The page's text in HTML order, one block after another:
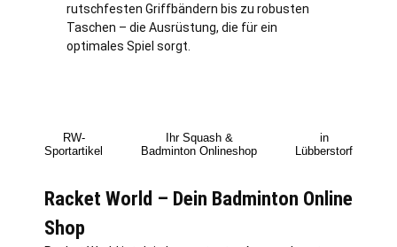
rutschfesten Griffbändern bis zu robusten
Taschen – die Ausrüstung, die für ein
optimales Spiel sorgt.
RW-
Sportartikel
Ihr Squash &
Badminton Onlineshop
in
Lübberstorf
Racket World – Dein Badminton Online
Shop